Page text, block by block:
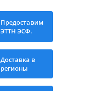
Предоставим
ЭТТН ЭСФ.
Доставка в
регионы